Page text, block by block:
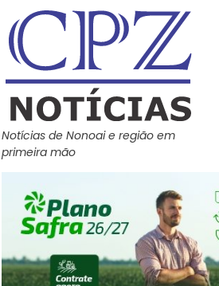
Notícias de Nonoai e região em
primeira mão